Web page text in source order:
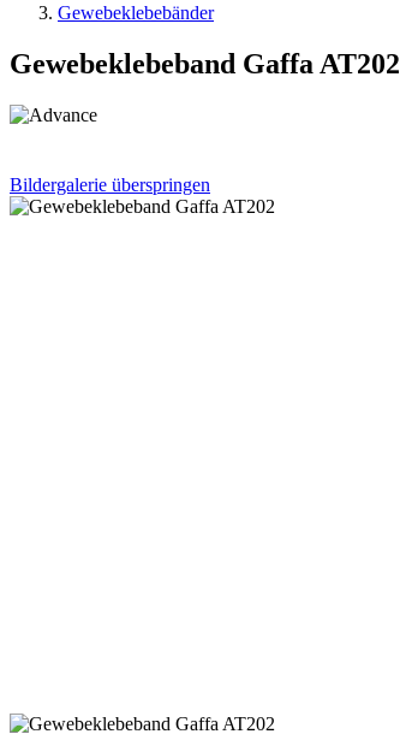
Gewebeklebebänder
Gewebeklebeband Gaffa AT202
Bildergalerie überspringen